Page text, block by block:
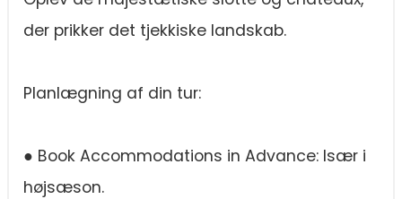
der prikker det tjekkiske landskab.
Planlægning af din tur:
● Book Accommodations in Advance: Især i
højsæson.